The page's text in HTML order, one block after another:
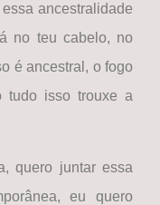
ancestralidade
no teu cabelo, no
é ancestral, o fogo
tudo isso trouxe a
quero juntar essa
eu quero